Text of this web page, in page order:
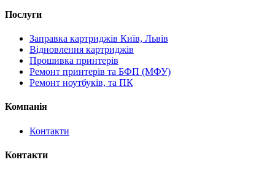
Послуги
Заправка картриджів Київ, Львів
Відновлення картриджів
Прошивка принтерів
Ремонт принтерів та БФП (МФУ)
Ремонт ноутбуків, та ПК
Компанія
Контакти
Контакти